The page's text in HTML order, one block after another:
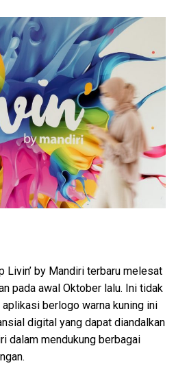
Livin’ by Mandiri terbaru melesat
pada awal Oktober lalu. Ini tidak
berlogo warna kuning ini
digital yang dapat diandalkan
dalam mendukung berbagai